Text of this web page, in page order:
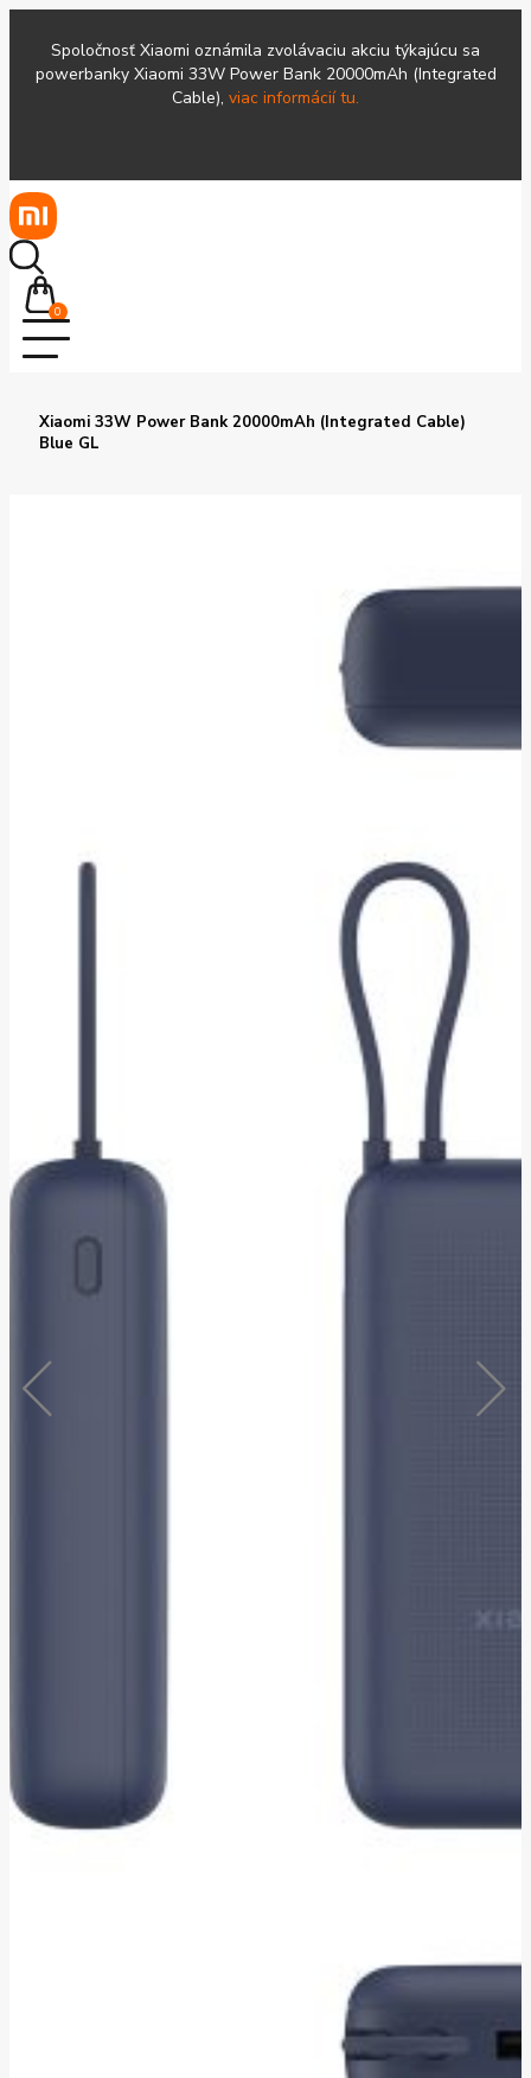
Spoločnosť Xiaomi oznámila zvolávaciu akciu týkajúcu sa
powerbanky Xiaomi 33W Power Bank 20000mAh (Integrated
Cable), viac informácií tu.
0
Xiaomi 33W Power Bank 20000mAh (Integrated Cable)
Blue GL